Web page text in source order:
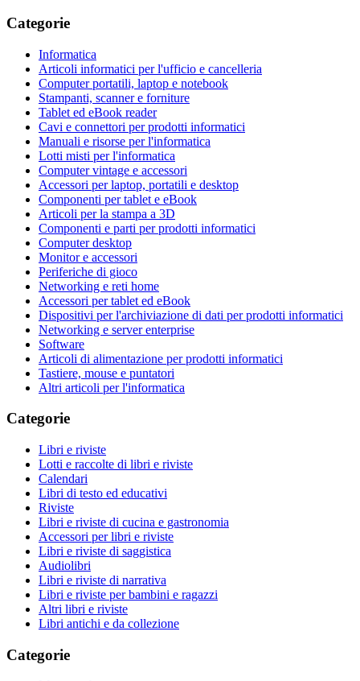
Categorie
Informatica
Articoli informatici per l'ufficio e cancelleria
Computer portatili, laptop e notebook
Stampanti, scanner e forniture
Tablet ed eBook reader
Cavi e connettori per prodotti informatici
Manuali e risorse per l'informatica
Lotti misti per l'informatica
Computer vintage e accessori
Accessori per laptop, portatili e desktop
Componenti per tablet e eBook
Articoli per la stampa a 3D
Componenti e parti per prodotti informatici
Computer desktop
Monitor e accessori
Periferiche di gioco
Networking e reti home
Accessori per tablet ed eBook
Dispositivi per l'archiviazione di dati per prodotti informatici
Networking e server enterprise
Software
Articoli di alimentazione per prodotti informatici
Tastiere, mouse e puntatori
Altri articoli per l'informatica
Categorie
Libri e riviste
Lotti e raccolte di libri e riviste
Calendari
Libri di testo ed educativi
Riviste
Libri e riviste di cucina e gastronomia
Accessori per libri e riviste
Libri e riviste di saggistica
Audiolibri
Libri e riviste di narrativa
Libri e riviste per bambini e ragazzi
Altri libri e riviste
Libri antichi e da collezione
Categorie